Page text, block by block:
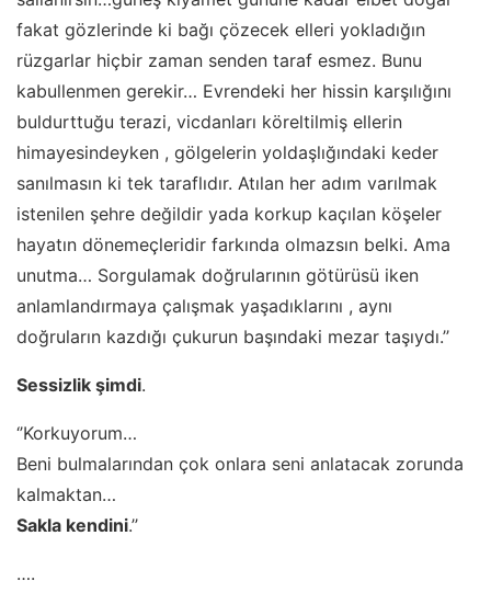
fakat gözlerinde ki bağı çözecek elleri yokladığın
rüzgarlar hiçbir zaman senden taraf esmez. Bunu
kabullenmen gerekir… Evrendeki her hissin karşılığını
buldurttuğu terazi, vicdanları köreltilmiş ellerin
himayesindeyken , gölgelerin yoldaşlığındaki keder
sanılmasın ki tek taraflıdır. Atılan her adım varılmak
istenilen şehre değildir yada korkup kaçılan köşeler
hayatın dönemeçleridir farkında olmazsın belki. Ama
unutma… Sorgulamak doğrularının götürüsü iken
anlamlandırmaya çalışmak yaşadıklarını , aynı
doğruların kazdığı çukurun başındaki mezar taşıydı.’’
Sessizlik şimdi.
‘’Korkuyorum…
Beni bulmalarından çok onlara seni anlatacak zorunda
kalmaktan…
Sakla kendini.’’
….